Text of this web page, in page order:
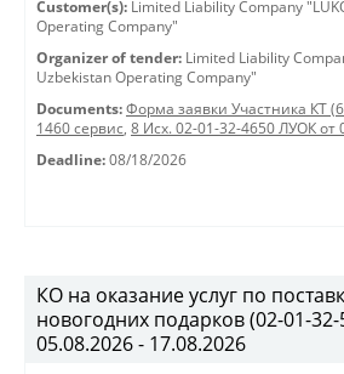
Customer(s): Limited Liability Company
Operating Company"
Organizer of tender: Limited Liability
Uzbekistan Operating Company"
Documents: Форма заявки Участника КТ
1460 сервис, 8 Исх. 02-01-32-4650 ЛУОК от
Deadline: 08/18/2026
КО на оказание услуг по
новогодних подарков (02-01-32-
05.08.2026 - 17.08.2026